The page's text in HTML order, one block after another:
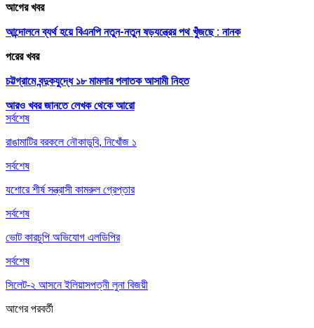
আগের খবর
আন্দোলনে ব্যর্থ হয়ে বিএনপি নতুন-নতুন ষড়যন্ত্রের পথ খুঁজছে : নানক
পরের খবর
চট্টগ্রামে বন্দুকযুদ্ধে ১৮ মামলার পলাতক আসামী নিহত
আরও খবর জানতে লেখক থেকে আরো
সর্বশেষ
রাঙামাটির বরকলে নৌকাডুবি, নিখোঁজ ১
সর্বশেষ
যশোরে শীর্ষ সন্ত্রাসী কামরুল গ্রেপ্তার
সর্বশেষ
ভোট কারচুপি অভিযোগ এলডিপির
সর্বশেষ
সিলেট-২ আসনে ইলিয়াসপত্নী লুনা বিজয়ী
আগেরপরবর্তী